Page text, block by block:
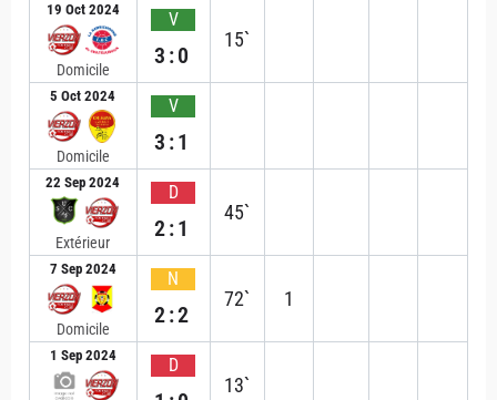
19 Oct 2024
Domicile
V
3:0
15`
5 Oct 2024
Domicile
V
3:1
22 Sep 2024
Extérieur
D
2:1
45`
7 Sep 2024
Domicile
N
2:2
72` 1
1 Sep 2024 D
13`